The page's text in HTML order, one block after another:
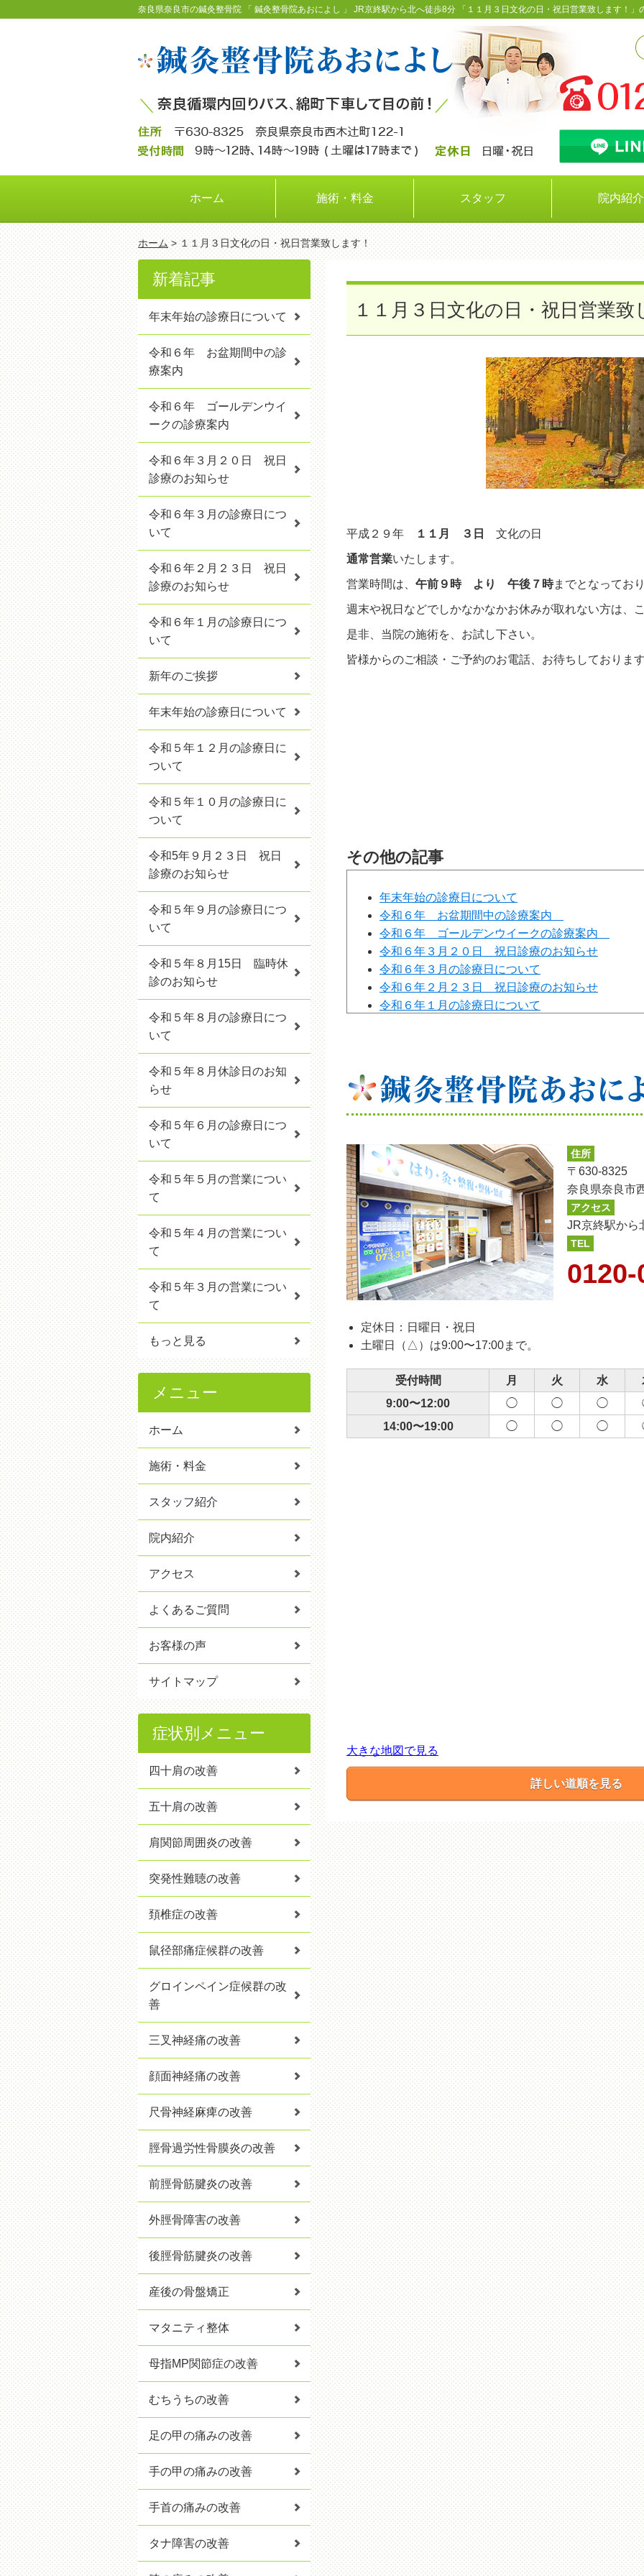
奈良県奈良市の鍼灸整骨院 「 鍼灸整骨院あおによし 」 JR京終駅から北へ徒歩8分 「１１月３日文化の日・祝日営業致します！」
ホーム 施術・料金 スタッフ 院内紹介
ホーム> １１月３日文化の日・祝日営業致します！
１１月３日文化の日・祝日営業致
平成２９年 １１ 月 ３日 文化の日
通常営業いたします。
営業時間は、 午前９時 より 午後７時までとなってお
週末や祝日などでしかなかなかお休みが取れない方は、
是非、当院の施術を、お試し下さい。
皆様からのご相談・ご予約のお電話、お待ちしておりま
その他の記事
年末年始の診療日について
令和６年 お盆期間中の診療案内
令和６年 ゴールデンウイークの診療案内
令和６年３月２０日 祝日診療のお知らせ
令和６年３月の診療日について
令和６年２月２３日 祝日診療のお知らせ
令和６年１月の診療日について
令和５年１０月の診療日について
令和5年９月２３日 祝日診療のお知らせ
令和５年９月の診療日について
令和５年８月の診療日について
令和５年８月休診日のお知らせ
令和５年６月の診療日について
令和５年５月の営業について
令和５年４月の営業について
令和５年３月の営業について
令和5年2月11日 祝日診療のお知らせ
令和５年２月の営業について
令和５年１月の営業について
令和4年１１月の営業について
住所
〒630-8325
奈良県奈良市
アクセス
JR京終駅から
TEL
定休日：日曜日・祝日
土曜日（△）は9:00〜17:00まで。
受付時間 月 火 水
9:00〜12:00
◯ ◯ ◯
14:00〜19:00
◯ ◯ ◯
大きな地図で見る
詳しい道順を見る
新着記事
年末年始の診療日について
令和６年 お盆期間中の診
療案内
令和６年 ゴールデンウイ
ークの診療案内
令和６年３月２０日 祝日
診療のお知らせ
令和６年３月の診療日につ
いて
令和６年２月２３日 祝日
診療のお知らせ
令和６年１月の診療日につ
いて
新年のご挨拶
年末年始の診療日について
令和５年１２月の診療日に
ついて
令和５年１０月の診療日に
ついて
令和5年９月２３日 祝日
診療のお知らせ
令和５年９月の診療日につ
いて
令和５年８月15日 臨時休
診のお知らせ
令和５年８月の診療日につ
いて
令和５年８月休診日のお知
らせ
令和５年６月の診療日につ
いて
令和５年５月の営業につい
て
令和５年４月の営業につい
て
令和５年３月の営業につい
て
もっと見る
メニュー
ホーム
施術・料金
スタッフ紹介
院内紹介
アクセス
よくあるご質問
お客様の声
サイトマップ
症状別メニュー
四十肩の改善
五十肩の改善
肩関節周囲炎の改善
突発性難聴の改善
頚椎症の改善
鼠径部痛症候群の改善
グロインペイン症候群の改
善
三叉神経痛の改善
顔面神経痛の改善
尺骨神経麻痺の改善
脛骨過労性骨膜炎の改善
前脛骨筋腱炎の改善
外脛骨障害の改善
後脛骨筋腱炎の改善
産後の骨盤矯正
マタニティ整体
母指MP関節症の改善
むちうちの改善
足の甲の痛みの改善
手の甲の痛みの改善
手首の痛みの改善
タナ障害の改善